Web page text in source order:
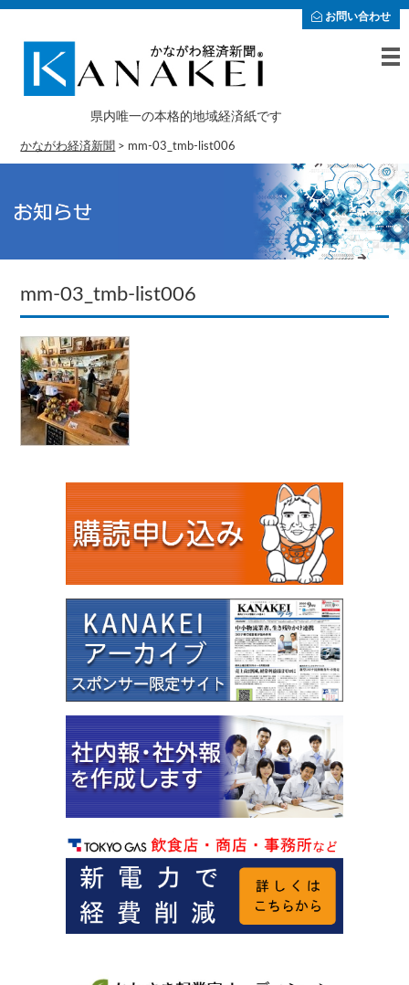
お問い合わせ
県内唯一の本格的地域経済紙です
かながわ経済新聞 > mm-03_tmb-list006
mm-03_tmb-list006